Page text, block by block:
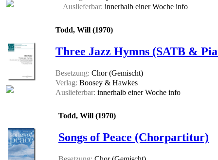
Auslieferbar: innerhalb einer Woche info
Todd, Will (1970)
Three Jazz Hymns (SATB &
Besetzung: Chor (Gemischt)
Verlag: Boosey & Hawkes
Auslieferbar: innerhalb einer Woche info
Todd, Will (1970)
Songs of Peace (Chorpartitur)